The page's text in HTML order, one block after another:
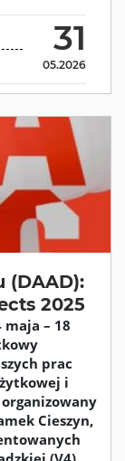
31
05.2026
(DAAD):
2025
– 18
prac
i
Cieszyn,